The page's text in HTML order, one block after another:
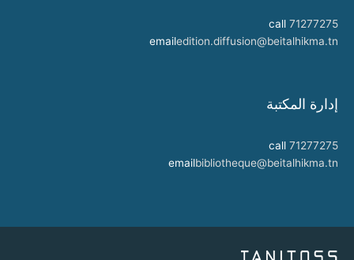
call 71277275
emailedition.diffusion@beitalhikma.tn
إدارة المكتبة
call 71277275
emailbibliotheque@beitalhikma.tn